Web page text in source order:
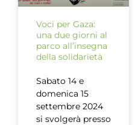
Voci per Gaza:
una due giorni al
parco all’insegna
della solidarietà
Sabato 14 e
domenica 15
settembre 2024
si svolgerà presso